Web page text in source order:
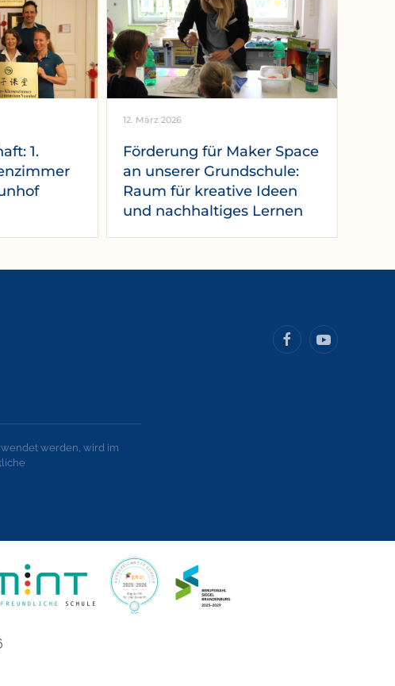
1.
12. März 2026
Förderung für Maker Space
an unserer Grundschule:
Raum für kreative Ideen
und nachhaltiges Lernen
werden, wird im